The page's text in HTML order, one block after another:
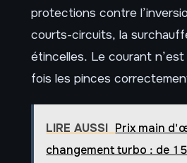
protections contre
courts-circuits, la
étincelles. Le courant n’est
fois les pinces
LIRE AUSSI Prix main
changement turbo : de